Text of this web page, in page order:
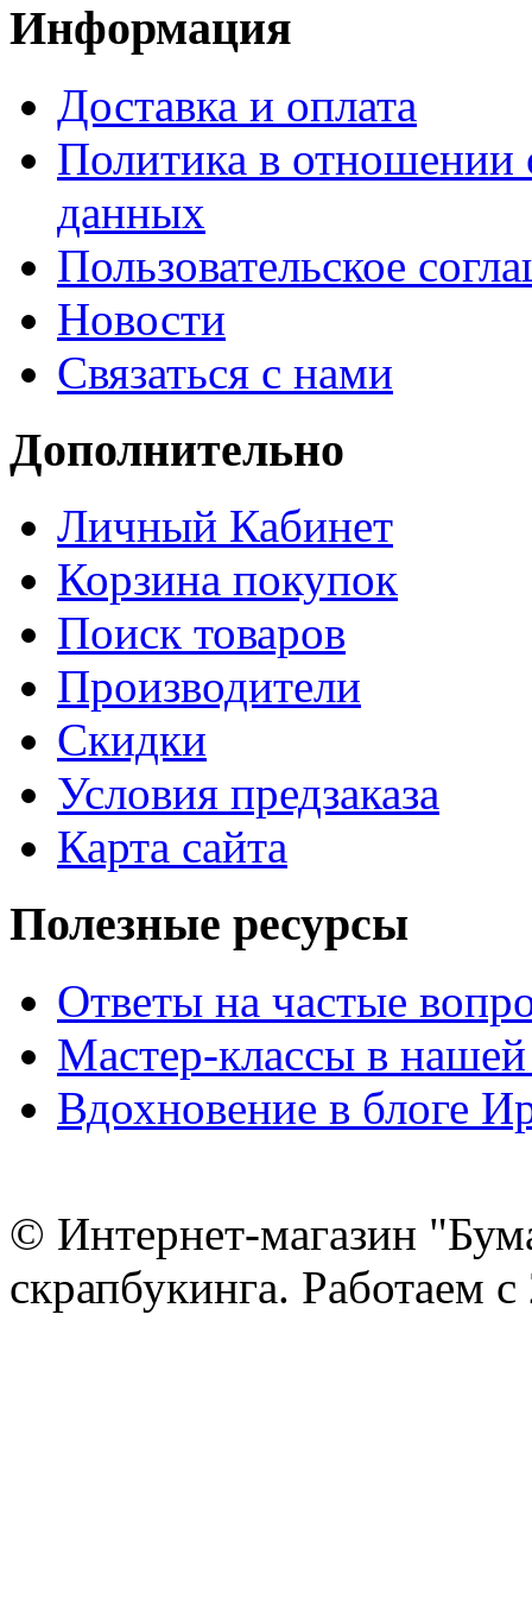
Информация
Доставка и оплата
Политика в отношении
данных
Пользовательское
Новости
Связаться с нами
Дополнительно
Личный Кабинет
Корзина покупок
Поиск товаров
Производители
Скидки
Условия предзаказа
Карта сайта
Полезные ресурсы
Ответы на частые
Мастер-классы в нашей
Вдохновение в блоге
© Интернет-магазин
скрапбукинга. Работаем с